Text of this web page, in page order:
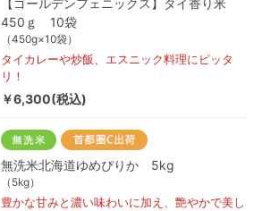
【ゴールデンフェニックス】タイ香り米
450ｇ 10袋
（450g×10袋）
タイカレーや炒飯、エスニック料理にピッタ
リ！
￥6,300(税込)
無洗米北海道ゆめぴりか 5kg
（5kg）
豊かな甘みと濃い味わいに加え、艶やかで美し